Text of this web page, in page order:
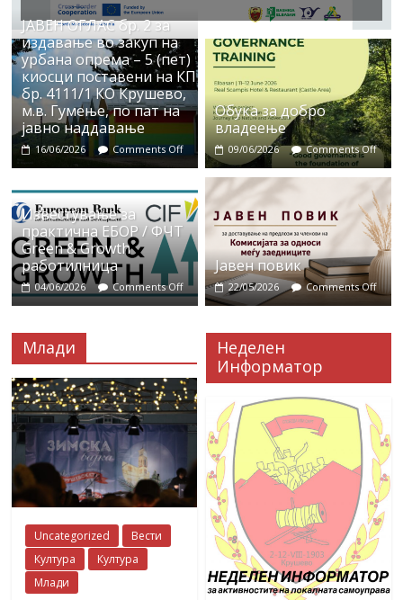
ЈАВЕН ОГЛАС бр. 2 за
издавање во закуп на
урбана опрема – 5 (пет)
киосци поставени на КП
бр. 4111/1 КО Крушево,
м.в. Гумење, по пат на
јавно наддавање
16/06/2026 Comments Off
Обука за добро
владеење
09/06/2026 Comments Off
Известување за
практична ЕБОР / ФЧТ
Green & Growth
работилница
04/06/2026 Comments Off
Јавен повик
22/05/2026 Comments Off
Млади
Uncategorized
Вести
Култура
Култура
Млади
Неделен
Информатор